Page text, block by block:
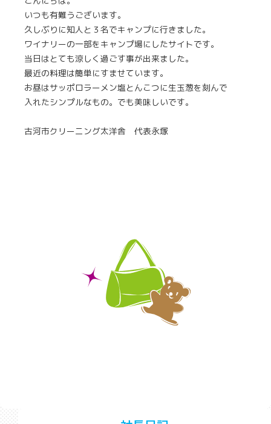
いつも有難うございます。
久しぶりに知人と３名でキャンプに行きました。
ワイナリーの一部をキャンプ場にしたサイトです。
当日はとても涼しく過ごす事が出来ました。
最近の料理は簡単にすませています。
お昼はサッポロラーメン塩とんこつに生玉葱を刻んで
入れたシンプルなもの。でも美味しいです。
古河市クリーニング太洋舎 代表永塚